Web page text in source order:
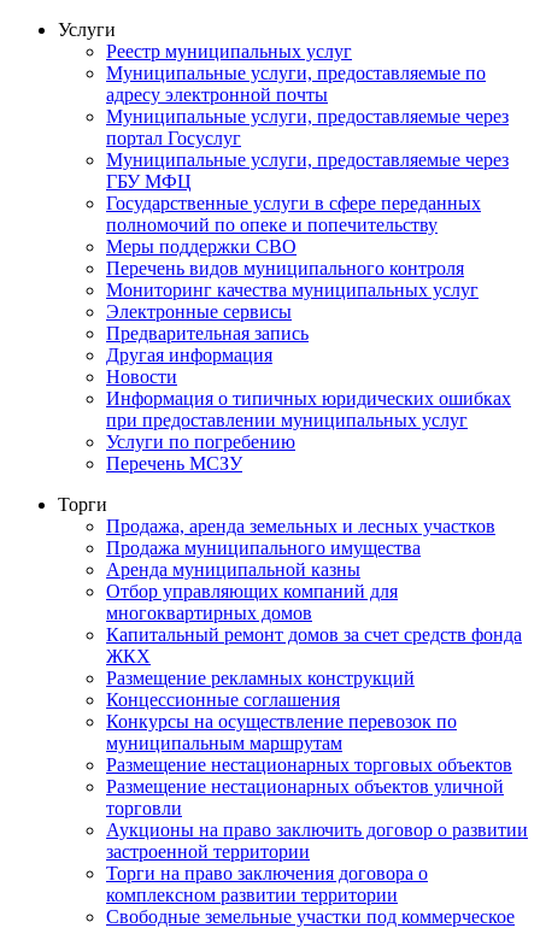
Услуги
Реестр муниципальных услуг
Муниципальные услуги, предоставляемые по
адресу электронной почты
Муниципальные услуги, предоставляемые через
портал Госуслуг
Муниципальные услуги, предоставляемые через
ГБУ МФЦ
Государственные услуги в сфере переданных
полномочий по опеке и попечительству
Меры поддержки СВО
Перечень видов муниципального контроля
Мониторинг качества муниципальных услуг
Электронные сервисы
Предварительная запись
Другая информация
Новости
Информация о типичных юридических ошибках
при предоставлении муниципальных услуг
Услуги по погребению
Перечень МСЗУ
Торги
Продажа, аренда земельных и лесных участков
Продажа муниципального имущества
Аренда муниципальной казны
Отбор управляющих компаний для
многоквартирных домов
Капитальный ремонт домов за счет средств фонда
ЖКХ
Размещение рекламных конструкций
Концессионные соглашения
Конкурсы на осуществление перевозок по
муниципальным маршрутам
Размещение нестационарных торговых объектов
Размещение нестационарных объектов уличной
торговли
Аукционы на право заключить договор о развитии
застроенной территории
Торги на право заключения договора о
комплексном развитии территории
Свободные земельные участки под коммерческое